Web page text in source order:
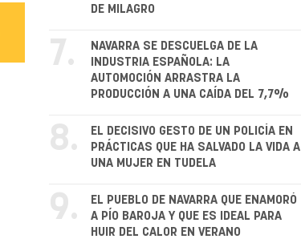
DE MILAGRO
7.
NAVARRA SE DESCUELGA DE LA
INDUSTRIA ESPAÑOLA: LA
AUTOMOCIÓN ARRASTRA LA
PRODUCCIÓN A UNA CAÍDA DEL 7,7%
8.
EL DECISIVO GESTO DE UN POLICÍA EN
PRÁCTICAS QUE HA SALVADO LA VIDA A
UNA MUJER EN TUDELA
9.
EL PUEBLO DE NAVARRA QUE ENAMORÓ
A PÍO BAROJA Y QUE ES IDEAL PARA
HUIR DEL CALOR EN VERANO